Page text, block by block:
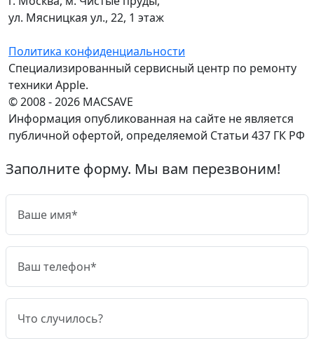
ул. Мясницкая ул., 22, 1 этаж
Политика конфиденциальности
Специализированный сервисный центр по ремонту
техники Apple.
© 2008 - 2026 MACSAVE
Информация опубликованная на сайте не является
публичной офертой, определяемой Статьи 437 ГК РФ
Заполните форму. Мы вам перезвоним!